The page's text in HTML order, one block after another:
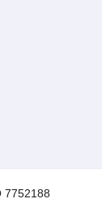
7752188